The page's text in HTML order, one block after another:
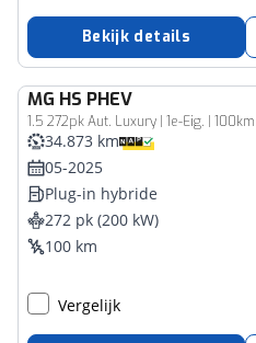
Bekijk details
MG HS PHEV
34.873 km
05-2025
Plug-in hybride
272 pk (200 kW)
100 km
Vergelijk